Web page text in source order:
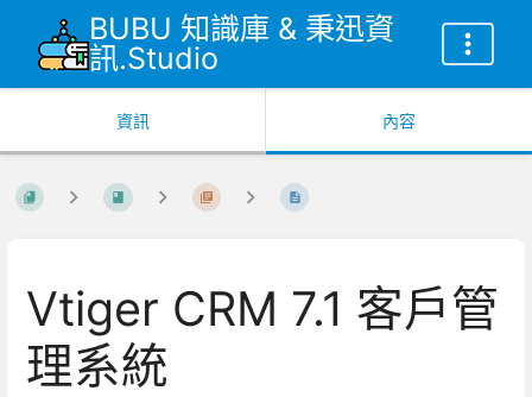
BUBU 知識庫 & 秉迅資
訊.Studio
資訊 內容
Vtiger CRM 7.1 客戶管
理系統